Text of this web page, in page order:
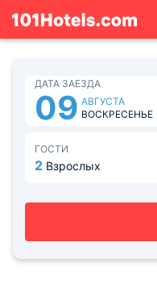
ДАТА ЗАЕЗДА
09 АВГУСТА
ВОСКРЕСЕНЬЕ
ГОСТИ
2 Взрослых